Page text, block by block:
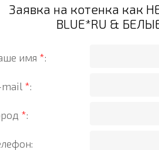
Заявка на котенка как
BLUE*RU &
имя *:
mail *:
*: